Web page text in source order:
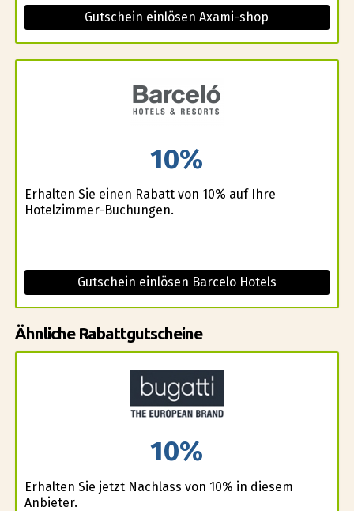
Gutschein einlösen Axami-shop
10%
Erhalten Sie einen Rabatt von 10% auf Ihre
Hotelzimmer-Buchungen.
Gutschein einlösen Barcelo Hotels
Ähnliche Rabattgutscheine
10%
Erhalten Sie jetzt Nachlass von 10% in diesem
Anbieter.